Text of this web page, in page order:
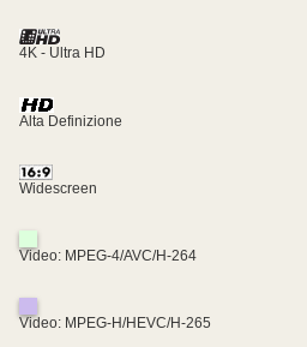
4K - Ultra HD
Alta Definizione
Widescreen
Video: MPEG-4/AVC/H-264
Video: MPEG-H/HEVC/H-265